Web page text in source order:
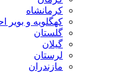
کرمانشاه
کهگلویه و بویر
گلستان
گیلان
لرستان
مازندران